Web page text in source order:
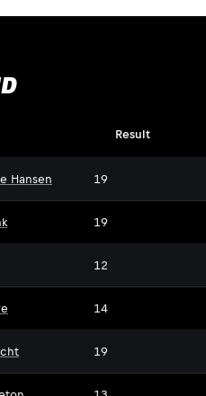
Result
Hansen 19
19
12
14
19